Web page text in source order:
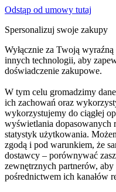
Odstąp od umowy tutaj
Spersonalizuj swoje zakupy
Wyłącznie za Twoją
innych technologii, aby
doświadczenie zakupowe.
W tym celu gromadzimy
ich zachowań oraz
wykorzystujemy do ciągłej
wyświetlania dopasowanych
statystyk użytkowania.
zgodą i pod warunkiem, że
dostawcy – porównywać
zewnętrznych partnerów,
pośrednictwem ich kanałów